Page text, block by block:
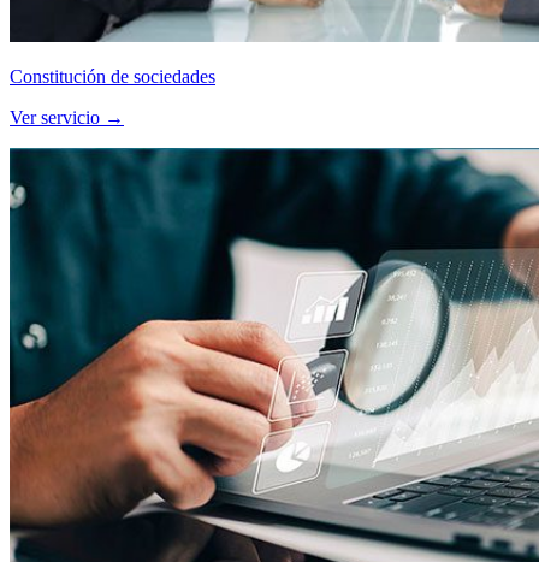
Constitución de sociedades
Ver servicio →